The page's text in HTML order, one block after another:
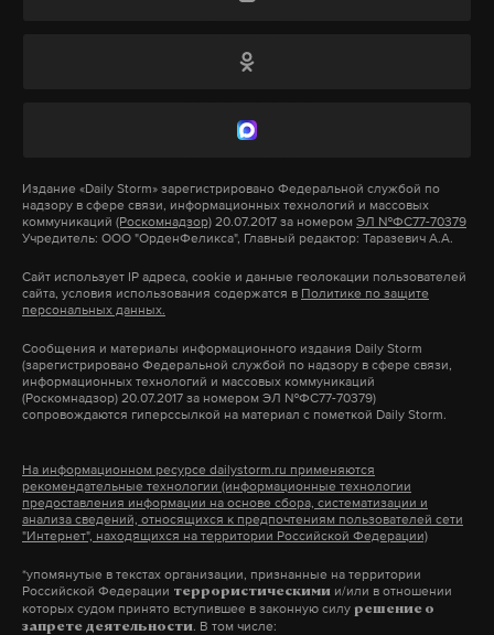
дипломатических сотрудников этого
территорию Российской Федерации до указанной
Сикорский пригрозил закрыть оставшиеся на
территории страны консульства России, пишет
РИА Новости.
Ранее Сикорский заявил о решении закрыть
министр обвинил российские спецслужбы в
подготовке диверсии в Польше.
Подпишитесь на Daily Storm вMAX
работает там, где тормозит интернет.
А еще мы есть вTelegram,ДзениVK.
Макс Telegram
Издание «Daily Storm» зарегистрировано Федеральной службой по
надзору в сфере связи, информационных технологий и массовых
коммуникаций (Роскомнадзор) 20.07.2017 за номером ЭЛ №ФС77-70379
Учредитель: ООО "ОрденФеликса", Главный редактор: Таразевич А.А.
Сайт использует IP адреса, cookie и данные геолокации пользователей
сайта, условия использования содержатся в Политике по защите
персональных данных.
Сообщения и материалы информационного издания Daily Storm
(зарегистрировано Федеральной службой по надзору в сфере связи,
информационных технологий и массовых коммуникаций
(Роскомнадзор) 20.07.2017 за номером ЭЛ №ФС77-70379)
сопровождаются гиперссылкой на материал с пометкой Daily Storm.
На информационном ресурсе dailystorm.ru применяются
рекомендательные технологии (информационные технологии
предоставления информации на основе сбора, систематизации и
анализа сведений, относящихся к предпочтениям пользователей сети
"Интернет", находящихся на территории Российской Федерации)
*упомянутые в текстах организации, признанные на территории
Российской Федерации террористическими и/или в отношении
которых судом принято вступившее в законную силу решение о
запрете деятельности. В том числе: